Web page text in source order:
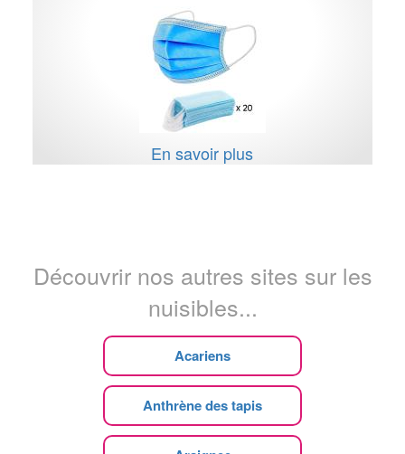
En savoir plus
Découvrir nos autres sites sur les
nuisibles...
Acariens
Anthrène des tapis